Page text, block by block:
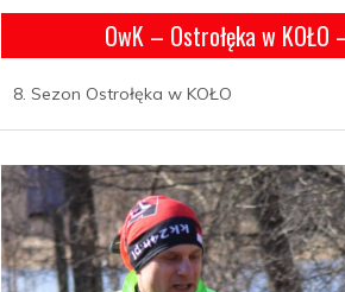
OwK – Ostrołęka w
8. Sezon Ostrołęka w KOŁO